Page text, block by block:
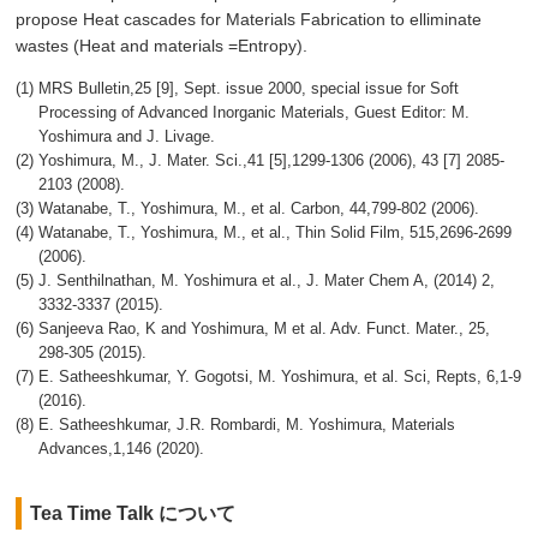
propose Heat cascades for Materials Fabrication to elliminate
wastes (Heat and materials =Entropy).
MRS Bulletin,25 [9], Sept. issue 2000, special issue for Soft
Processing of Advanced Inorganic Materials, Guest Editor: M.
Yoshimura and J. Livage.
Yoshimura, M., J. Mater. Sci.,41 [5],1299-1306 (2006), 43 [7] 2085-
2103 (2008).
Watanabe, T., Yoshimura, M., et al. Carbon, 44,799-802 (2006).
Watanabe, T., Yoshimura, M., et al., Thin Solid Film, 515,2696-2699
(2006).
J. Senthilnathan, M. Yoshimura et al., J. Mater Chem A, (2014) 2,
3332-3337 (2015).
Sanjeeva Rao, K and Yoshimura, M et al. Adv. Funct. Mater., 25,
298-305 (2015).
E. Satheeshkumar, Y. Gogotsi, M. Yoshimura, et al. Sci, Repts, 6,1-9
(2016).
E. Satheeshkumar, J.R. Rombardi, M. Yoshimura, Materials
Advances,1,146 (2020).
Tea Time Talk について